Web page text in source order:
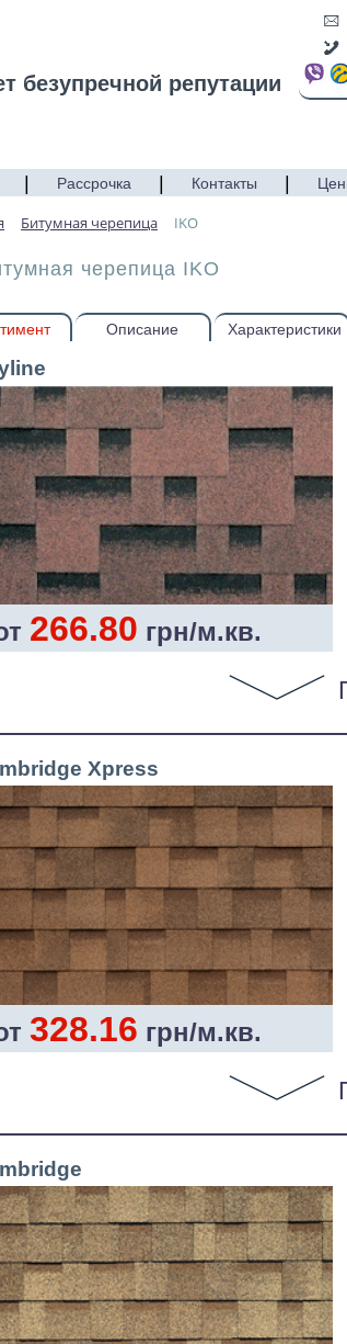
безупречной репутации
Рассрочка Контакты
Битумная черепица IKO
черепица IKO
Описание Характеристики
266.80 грн/м.кв.
Xpress
328.16 грн/м.кв.